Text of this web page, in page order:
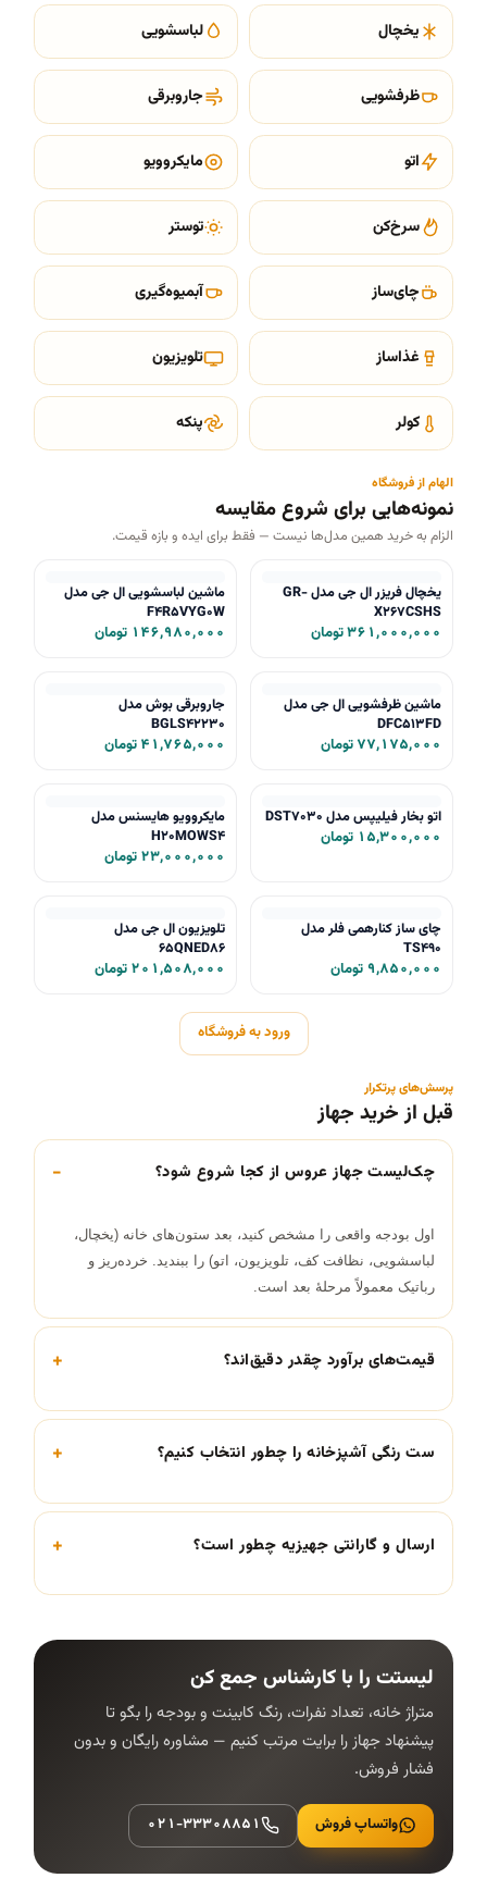
یخچال لباسشویی
ظرفشویی جاروبرقی
اتو مایکروویو
سرخ‌کن توستر
چای‌ساز آبمیوه‌گیری
غذاساز تلویزیون
کولر پنکه
الهام از فروشگاه
نمونه‌هایی برای شروع مقایسه
الزام به خرید همین مدل‌ها نیست — فقط برای ایده و بازه قیمت.
یخچال فریزر ال جی مدل GR-
X267CSHS
۳۶۱,۰۰۰,۰۰۰ تومان
ماشین لباسشویی ال جی مدل
F4R5VYG0W
۱۴۶,۹۸۰,۰۰۰ تومان
ماشین ظرفشویی ال جی مدل
DFC513FD
۷۷,۱۷۵,۰۰۰ تومان
جاروبرقی بوش مدل
BGLS42230
۴۱,۷۶۵,۰۰۰ تومان
اتو بخار فیلیپس مدل DST7030
۱۵,۳۰۰,۰۰۰ تومان
مایکروویو هایسنس مدل
H20MOWS4
۲۳,۰۰۰,۰۰۰ تومان
چای ساز کنارهمی فلر مدل
TS490
۹,۸۵۰,۰۰۰ تومان
تلویزیون ال جی مدل
65QNED86
۲۰۱,۵۰۸,۰۰۰ تومان
ورود به فروشگاه
پرسش‌های پرتکرار
قبل از خرید جهاز
چک‌لیست جهاز عروس از کجا شروع شود؟
اول بودجه واقعی را مشخص کنید، بعد ستون‌های خانه (یخچال،
لباسشویی، نظافت کف، تلویزیون، اتو) را ببندید. خرده‌ریز و
رباتیک معمولاً مرحلهٔ بعد است.
قیمت‌های برآورد چقدر دقیق‌اند؟
ست رنگی آشپزخانه را چطور انتخاب کنیم؟
ارسال و گارانتی جهیزیه چطور است؟
لیستت را با کارشناس جمع کن
متراژ خانه، تعداد نفرات، رنگ کابینت و بودجه را بگو تا
پیشنهاد جهاز را برایت مرتب کنیم — مشاوره رایگان و بدون
فشار فروش.
واتساپ فروش ۰۲۱-۳۳۳۰۸۸۵۱